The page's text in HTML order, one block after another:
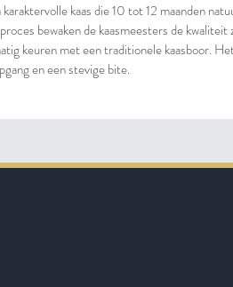
karaktervolle kaas die 10 tot 12 maanden
bewaken de kaasmeesters de
keuren met een traditionele kaasboor.
en een stevige bite.